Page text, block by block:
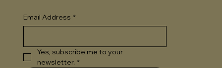
Email Address *
Yes, subscribe me to your
newsletter. *